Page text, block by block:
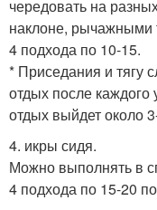
чередовать на
наклоне, рычажными
4 подхода по 10-15.
* Приседания и тягу
отдых после
отдых выйдет около
4. икры сидя.
Можно выполнять в
4 подхода по 15-20